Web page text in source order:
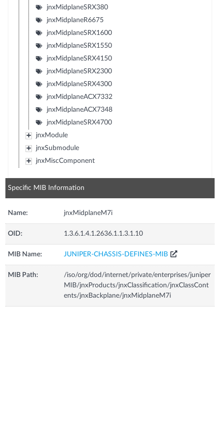
jnxMidplaneSRX380
jnxMidplaneR6675
jnxMidplaneSRX1600
jnxMidplaneSRX1550
jnxMidplaneSRX4150
jnxMidplaneSRX2300
jnxMidplaneSRX4300
jnxMidplaneACX7332
jnxMidplaneACX7348
jnxMidplaneSRX4700
jnxModule
jnxSubmodule
jnxMiscComponent
Specific MIB Information
Name: jnxMidplaneM7i
OID: 1.3.6.1.4.1.2636.1.1.3.1.10
MIB Name: JUNIPER-CHASSIS-DEFINES-MIB
MIB Path:
/iso/org/dod/internet/private/enterprises/juniper
MIB/jnxProducts/jnxClassification/jnxClassCont
ents/jnxBackplane/jnxMidplaneM7i